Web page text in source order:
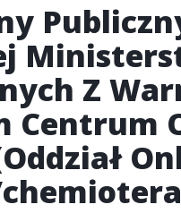
Z
Centrum